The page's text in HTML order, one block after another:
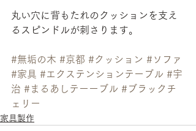
丸い穴に背もたれのクッションを支え
るスピンドルが刺さります。
#無垢の木 #京都 #クッション #ソファ
#家具 #エクステンションテーブル #宇
治 #まるあしテーーブル #ブラックチ
ェリー
家具製作